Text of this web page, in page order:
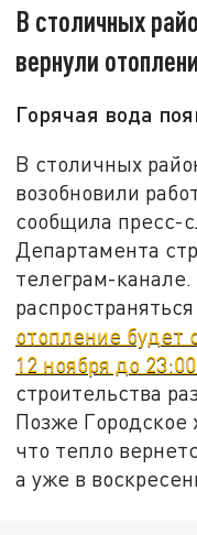
В столичных
вернули
Горячая вода
В столичных
возобновили
сообщила пресс-
Департамента
телеграм-
отопление будет
12 ноября до
строительства
Позже Городское
что тепло
а уже в